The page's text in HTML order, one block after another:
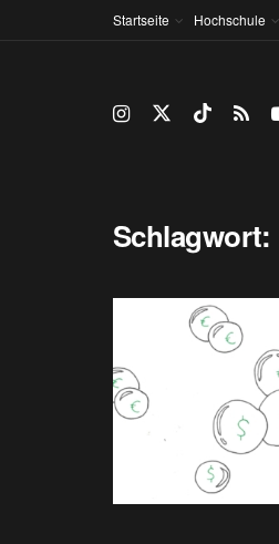
Startseite Hochschule
Schlagwort: